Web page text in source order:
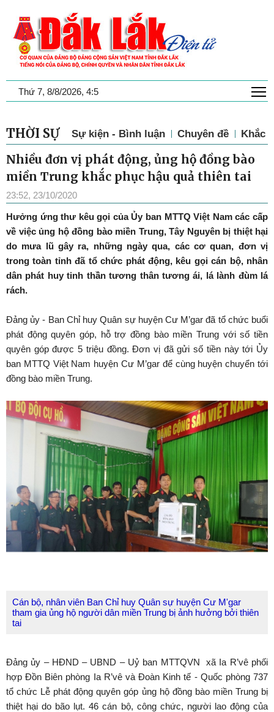
Thứ 7, 8/8/2026, 4:5
THỜI SỰ Sự kiện - Bình luận Chuyên đề Khắc
Nhiều đơn vị phát động, ủng hộ đồng bào
miền Trung khắc phục hậu quả thiên tai
23:52, 23/10/2020
Hưởng ứng thư kêu gọi của Ủy ban MTTQ Việt Nam các cấp
về việc ủng hộ đồng bào miền Trung, Tây Nguyên bị thiệt hại
do mưa lũ gây ra, những ngày qua, các cơ quan, đơn vị
trong toàn tỉnh đã tổ chức phát động, kêu gọi cán bộ, nhân
dân phát huy tinh thần tương thân tương ái, lá lành đùm lá
rách.
Đảng ủy - Ban Chỉ huy Quân sự huyện Cư M’gar đã tổ chức buổi
phát động quyên góp, hỗ trợ đồng bào miền Trung với số tiền
quyên góp được 5 triệu đồng. Đơn vị đã gửi số tiền này tới Ủy
ban MTTQ Việt Nam huyện Cư M’gar để cùng huyện chuyển tới
đồng bào miền Trung.
Cán bộ, nhân viên Ban Chỉ huy Quân sự huyện Cư M'gar
tham gia ủng hộ người dân miền Trung bị ảnh hưởng bởi thiên
tai
Đảng ủy – HĐND – UBND – Uỷ ban MTTQVN xã Ia R’vê phối
hợp Đồn Biên phòng Ia R’vê và Đoàn Kinh tế - Quốc phòng 737
tổ chức Lễ phát động quyên góp ủng hộ đồng bào miền Trung bị
thiệt hại do bão lụt. 46 cán bộ, công chức, người lao động của